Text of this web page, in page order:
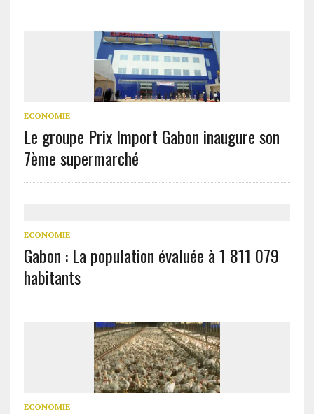
ECONOMIE
Le groupe Prix Import Gabon inaugure son
7ème supermarché
ECONOMIE
Gabon : La population évaluée à 1 811 079
habitants
ECONOMIE